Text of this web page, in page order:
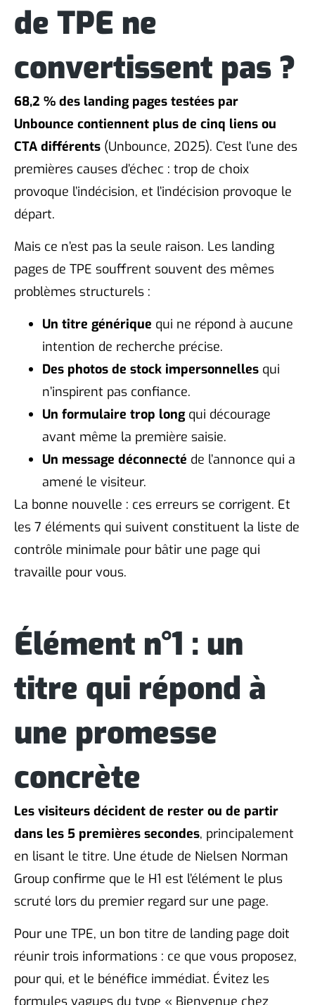
de TPE ne
convertissent pas ?
68,2 % des landing pages testées par
Unbounce contiennent plus de cinq liens ou
CTA différents (Unbounce, 2025). C’est l’une des
premières causes d’échec : trop de choix
provoque l’indécision, et l’indécision provoque le
départ.
Mais ce n’est pas la seule raison. Les landing
pages de TPE souffrent souvent des mêmes
problèmes structurels :
Un titre générique qui ne répond à aucune
intention de recherche précise.
Des photos de stock impersonnelles qui
n’inspirent pas confiance.
Un formulaire trop longqui décourage
avant même la première saisie.
Un message déconnecté de l’annonce qui a
amené le visiteur.
La bonne nouvelle : ces erreurs se corrigent. Et
les 7 éléments qui suivent constituent la liste de
contrôle minimale pour bâtir une page qui
travaille pour vous.
Élément n°1 : un
titre qui répond à
une promesse
concrète
Les visiteurs décident de rester ou de partir
dans les 5 premières secondes, principalement
en lisant le titre. Une étude de Nielsen Norman
Group confirme que le H1 est l’élément le plus
scruté lors du premier regard sur une page.
Pour une TPE, un bon titre de landing page doit
réunir trois informations : ce que vous proposez,
pour qui, et le bénéfice immédiat. Évitez les
formules vagues du type « Bienvenue chez